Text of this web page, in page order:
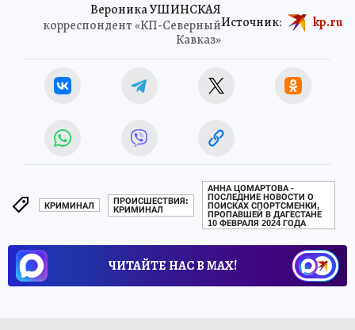
Вероника УШИНСКАЯ
корреспондент «КП-Северный
Кавказ»
Источник: kp.ru
КРИМИНАЛ
ПРОИСШЕСТВИЯ:
КРИМИНАЛ
АННА ЦОМАРТОВА -
ПОСЛЕДНИЕ НОВОСТИ О
ПОИСКАХ СПОРТСМЕНКИ,
ПРОПАВШЕЙ В ДАГЕСТАНЕ
10 ФЕВРАЛЯ 2024 ГОДА
ЧИТАЙТЕ НАС В МАХ!